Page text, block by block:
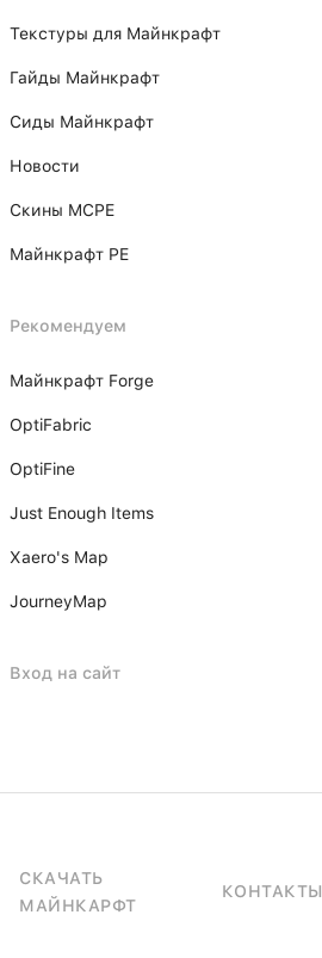
Текстуры для Майнкрафт
Гайды Майнкрафт
Сиды Майнкрафт
Новости
Скины MCPE
Майнкрафт PE
Рекомендуем
Майнкрафт Forge
OptiFabric
OptiFine
Just Enough Items
Xаero's Mаp
JourneyMap
Вход на сайт
СКАЧАТЬ
МАЙНКАРФТ
КОНТАКТЫ